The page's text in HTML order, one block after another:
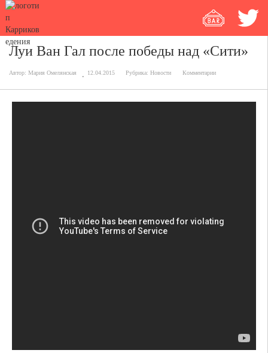
Луи Ван Гал после победы над «Сити»
Автор: Мария Омелянская 12.04.2015 Рубрика: Новости Комментарии